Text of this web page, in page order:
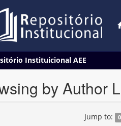
Instituicional AEE
by Author
Jump to: